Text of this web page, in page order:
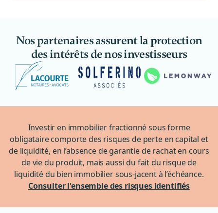
Nos partenaires assurent la protection
des intérêts de nos investisseurs
Investir en immobilier fractionné sous forme
obligataire comporte des risques de perte en capital et
de liquidité, en l’absence de garantie de rachat en cours
de vie du produit, mais aussi du fait du risque de
liquidité du bien immobilier sous-jacent à l’échéance.
Consulter l'ensemble des risques identifiés